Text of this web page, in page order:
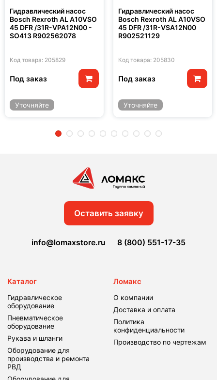
Гидравлический насос
Bosch Rexroth AL A10VSO
45 DFR /31R-VPA12N00 -
SO413 R902562078
Код товара: 205829
Под заказ
Уточняйте
Гидравлический насос
Bosch Rexroth AL A10VSO
45 DFR /31R-VSA12N00
R902521129
Код товара: 205830
Под заказ
Уточняйте
Оставить заявку
info@lomaxstore.ru 8 (800) 551-17-35
Каталог
Гидравлическое
оборудование
Пневматическое
оборудование
Рукава и шланги
Оборудование для
производства и ремонта
РВД
Ломакс
О компании
Доставка и оплата
Политика
конфиденциальности
Производство по чертежам